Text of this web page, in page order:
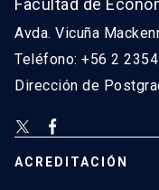
Facultad de
Avda. Vicuña
Teléfono: +56 2
Dirección de
ACREDITACIÓN